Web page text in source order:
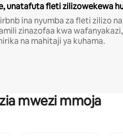
unatafuta fleti zilizowekewa
ina nyumba za fleti zilizo
zinazofaa kwa
na mahitaji ya kuhama.
mwezi mmoja